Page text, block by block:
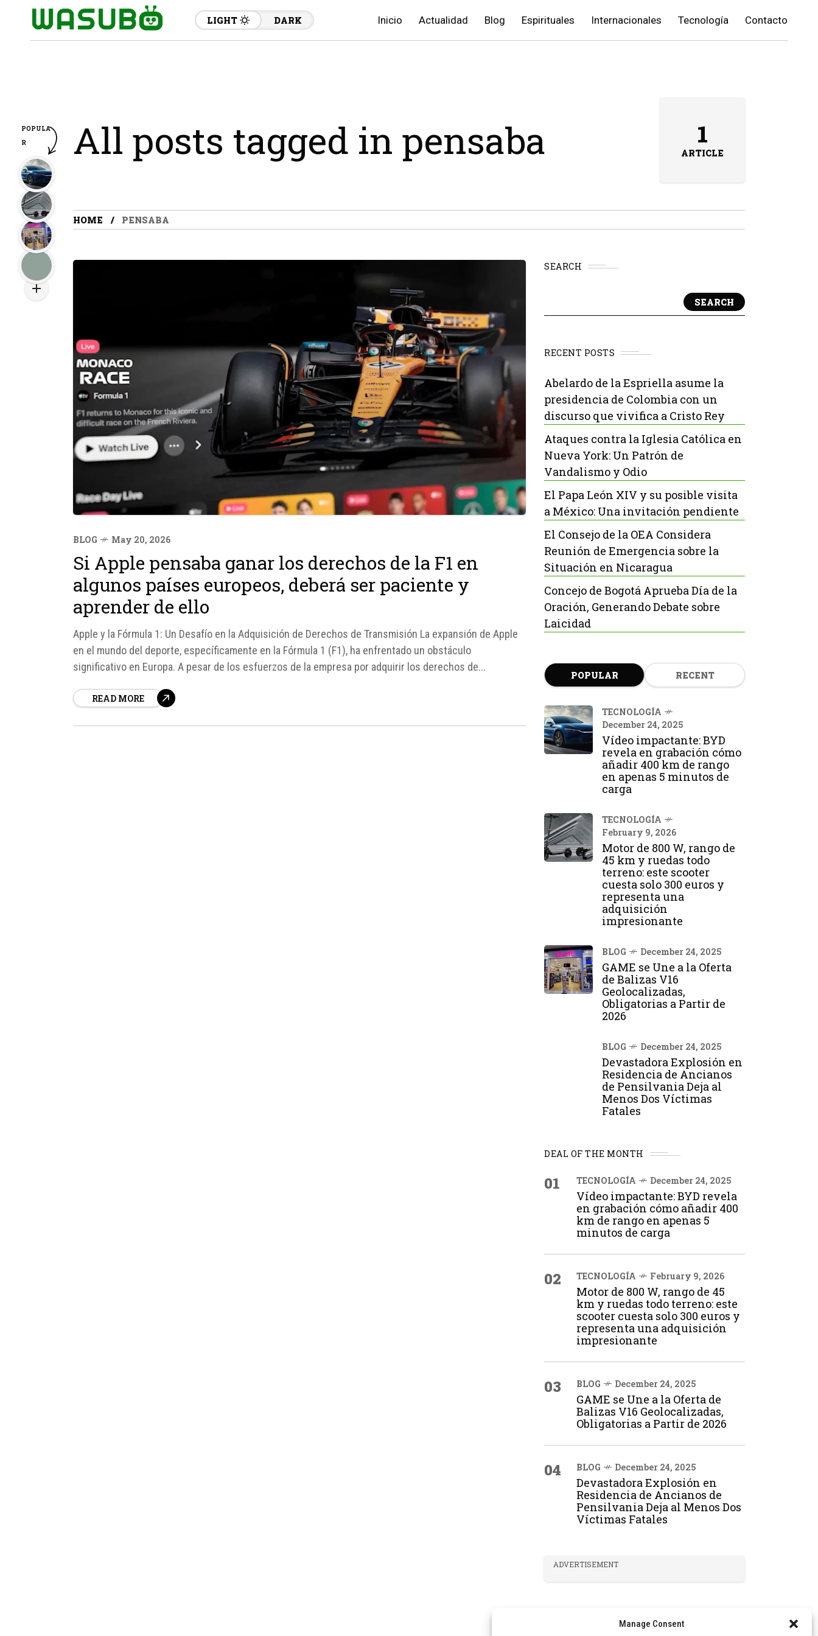
Manage Consent
LIGHT DARK Inicio Actualidad Blog Espirituales Internacionales Tecnología Contacto
All posts tagged in pensaba 1
ARTICLE
HOME PENSABA
BLOG May 20, 2026
Si Apple pensaba ganar los derechos de la F1 en
algunos países europeos, deberá ser paciente y
aprender de ello
Apple y la Fórmula 1: Un Desafío en la Adquisición de Derechos de Transmisión La expansión de Apple
en el mundo del deporte, específicamente en la Fórmula 1 (F1), ha enfrentado un obstáculo
significativo en Europa. A pesar de los esfuerzos de la empresa por adquirir los derechos de...
READ MORE
SEARCH
SEARCH
RECENT POSTS
Abelardo de la Espriella asume la
presidencia de Colombia con un
discurso que vivifica a Cristo Rey
Ataques contra la Iglesia Católica en
Nueva York: Un Patrón de
Vandalismo y Odio
El Papa León XIV y su posible visita
a México: Una invitación pendiente
El Consejo de la OEA Considera
Reunión de Emergencia sobre la
Situación en Nicaragua
Concejo de Bogotá Aprueba Día de la
Oración, Generando Debate sobre
Laicidad
POPULAR RECENT
TECNOLOGÍA
December 24, 2025
Vídeo impactante: BYD
revela en grabación cómo
añadir 400 km de rango
en apenas 5 minutos de
carga
TECNOLOGÍA
February 9, 2026
Motor de 800 W, rango de
45 km y ruedas todo
terreno: este scooter
cuesta solo 300 euros y
representa una
adquisición
impresionante
BLOG December 24, 2025
GAME se Une a la Oferta
de Balizas V16
Geolocalizadas,
Obligatorias a Partir de
2026
BLOG December 24, 2025
Devastadora Explosión en
Residencia de Ancianos
de Pensilvania Deja al
Menos Dos Víctimas
Fatales
DEAL OF THE MONTH
01 TECNOLOGÍA December 24, 2025
Vídeo impactante: BYD revela
en grabación cómo añadir 400
km de rango en apenas 5
minutos de carga
02 TECNOLOGÍA February 9, 2026
Motor de 800 W, rango de 45
km y ruedas todo terreno: este
scooter cuesta solo 300 euros y
representa una adquisición
impresionante
03 BLOG December 24, 2025
GAME se Une a la Oferta de
Balizas V16 Geolocalizadas,
Obligatorias a Partir de 2026
04 BLOG December 24, 2025
Devastadora Explosión en
Residencia de Ancianos de
Pensilvania Deja al Menos Dos
Víctimas Fatales
ADVERTISEMENT
POPULA
R